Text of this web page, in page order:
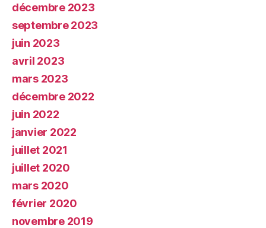
décembre 2023
septembre 2023
juin 2023
avril 2023
mars 2023
décembre 2022
juin 2022
janvier 2022
juillet 2021
juillet 2020
mars 2020
février 2020
novembre 2019